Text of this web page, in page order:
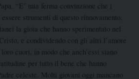
“E’ mia ferma convinzione che i
strumenti di questo rinnovamento,
la gioia che hanno sperimentato nel
e condividendo con gli altri l’amore
cuori, in modo che anch’essi siano
per tutto il bene che hanno
celeste. Molti giovani oggi mancano